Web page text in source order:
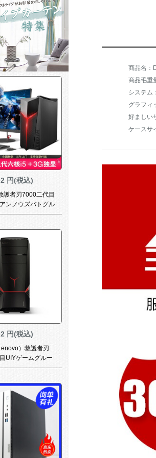
円(税込)
護者刃7000二代目
ンノウズバトグル
用ディジップI 5-
円(税込)
）救護者刃
UIYゲームグルー
グループグループ
ーププロプロプロ
ロプロ、アランノ
バトングループ本
イン
商品毛重
システム
グラフィ
ケースサ